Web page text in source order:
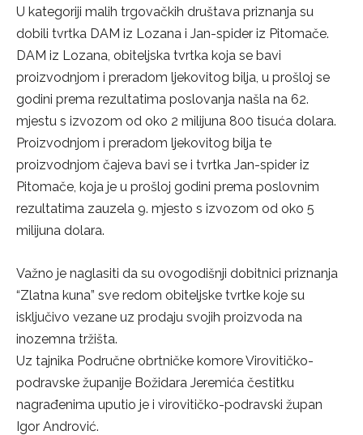
U kategoriji malih trgovačkih društava priznanja su
dobili tvrtka DAM iz Lozana i Jan-spider iz Pitomače.
DAM iz Lozana, obiteljska tvrtka koja se bavi
proizvodnjom i preradom ljekovitog bilja, u prošloj se
godini prema rezultatima poslovanja našla na 62.
mjestu s izvozom od oko 2 milijuna 800 tisuća dolara.
Proizvodnjom i preradom ljekovitog bilja te
proizvodnjom čajeva bavi se i tvrtka Jan-spider iz
Pitomače, koja je u prošloj godini prema poslovnim
rezultatima zauzela 9. mjesto s izvozom od oko 5
milijuna dolara.
Važno je naglasiti da su ovogodišnji dobitnici priznanja
“Zlatna kuna” sve redom obiteljske tvrtke koje su
isključivo vezane uz prodaju svojih proizvoda na
inozemna tržišta.
Uz tajnika Područne obrtničke komore Virovitičko-
podravske županije Božidara Jeremića čestitku
nagrađenima uputio je i virovitičko-podravski župan
Igor Andrović.